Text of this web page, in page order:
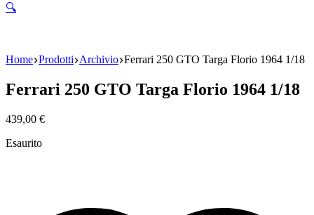
🔍
Home Prodotti Archivio Ferrari 250 GTO Targa Florio 1964 1/18
Ferrari 250 GTO Targa Florio 1964 1/18
439,00 €
Esaurito